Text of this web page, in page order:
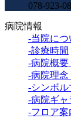
078-923-
病院情報
-当院につ
-診療時間
-病院概要
-病院理
-シンボ
-病院ギャ
-フロア案